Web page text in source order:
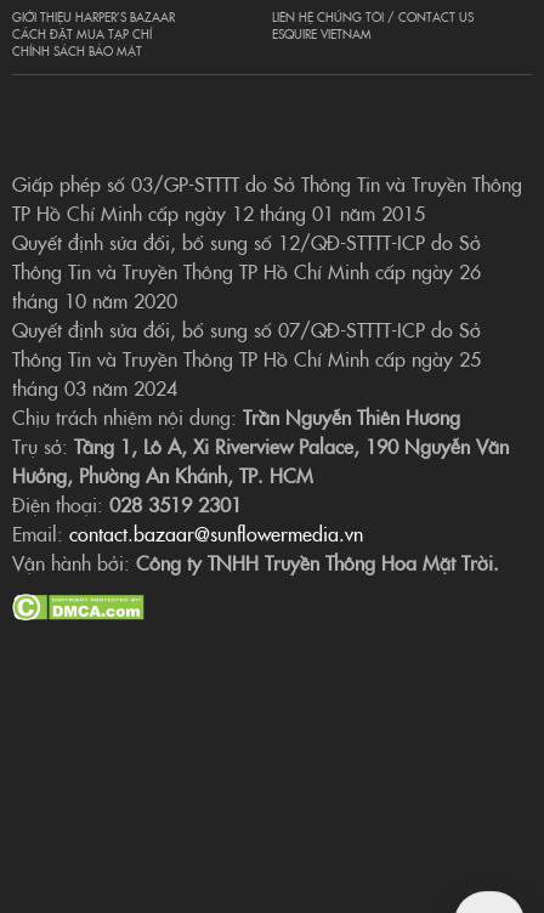
GIỚI THIỆU HARPER’S BAZAAR
CÁCH ĐẶT MUA TẠP CHÍ
CHÍNH SÁCH BẢO MẬT
LIÊN HỆ CHÚNG TÔI / CONTACT US
ESQUIRE VIETNAM
Giấp phép số 03/GP-STTTT do Sở Thông Tin và Truyền Thông
TP Hồ Chí Minh cấp ngày 12 tháng 01 năm 2015
Quyết định sửa đổi, bổ sung số 12/QĐ-STTTT-ICP do Sở
Thông Tin và Truyền Thông TP Hồ Chí Minh cấp ngày 26
tháng 10 năm 2020
Quyết định sửa đổi, bổ sung số 07/QĐ-STTTT-ICP do Sở
Thông Tin và Truyền Thông TP Hồ Chí Minh cấp ngày 25
tháng 03 năm 2024
Chịu trách nhiệm nội dung: Trần Nguyễn Thiên Hương
Trụ sở: Tầng 1, Lô A, Xi Riverview Palace, 190 Nguyễn Văn
Hưởng, Phường An Khánh, TP. HCM
Điện thoại: 028 3519 2301
Email: contact.bazaar@sunflowermedia.vn
Vận hành bởi: Công ty TNHH Truyền Thông Hoa Mặt Trời.